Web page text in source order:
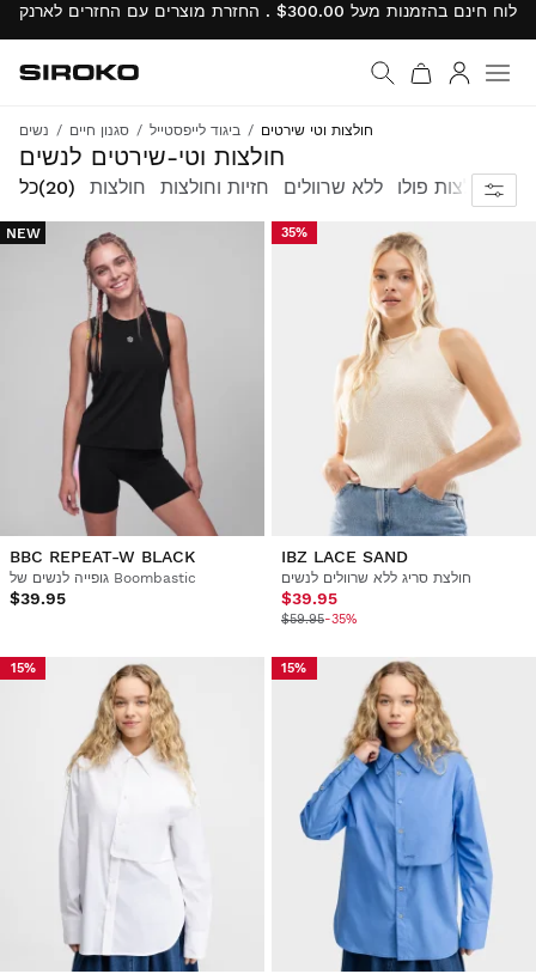
עבור לדף הבית
Siroko.com
נשים סגנון חיים ביגוד לייפסטייל חולצות וטי שירטים
חולצות וטי-שירטים לנשים
כל(20) חולצות חזיות וחולצות ללא שרוולים חולצות פולו
NEW
BBC REPEAT-W BLACK
גופייה לנשים של Boombastic
$39.95
35%
IBZ LACE SAND
חולצת סריג ללא שרוולים לנשים
$39.95
$59.95-35%
15% 15%